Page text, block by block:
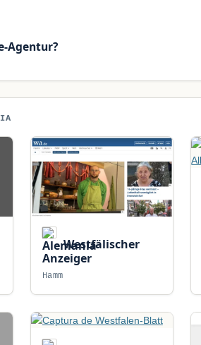
Agentur?
Westfälischer
Anzeiger
Hamm